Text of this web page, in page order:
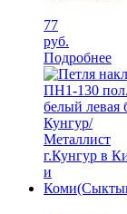
77
руб.
Подробнее